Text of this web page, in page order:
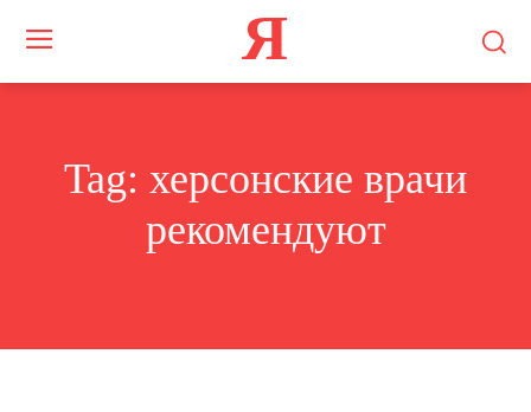
Я
Tag: херсонские врачи
рекомендуют